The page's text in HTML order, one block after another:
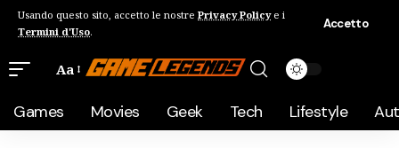
Usando questo sito, accetto le nostre Privacy Policye i
Termini d'Uso.
Accetto
Aa
Games Movies Geek Tech Lifestyle